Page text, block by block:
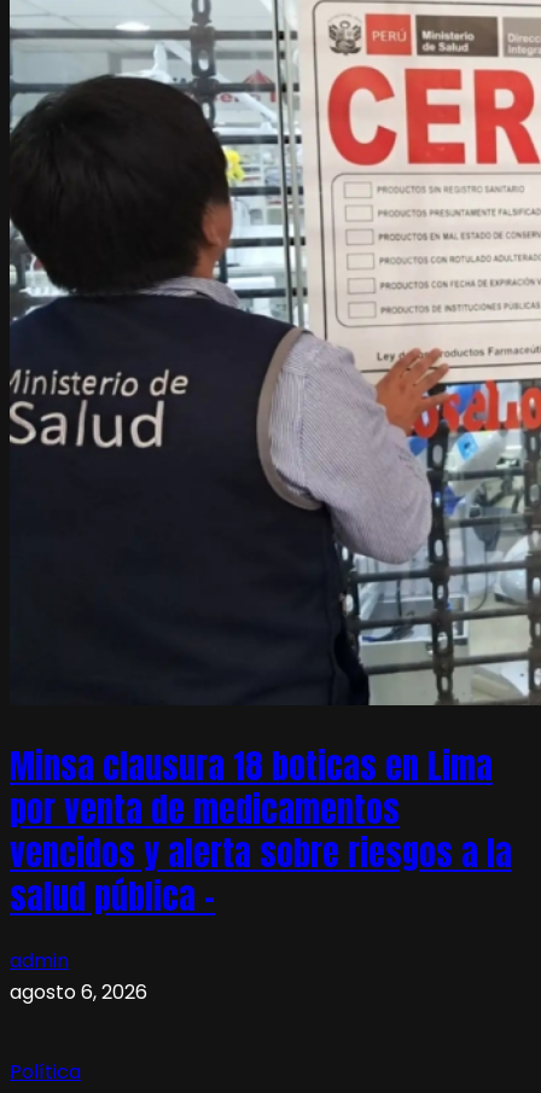
Minsa clausura 18 boticas en Lima
por venta de medicamentos
vencidos y alerta sobre riesgos a la
salud pública –
admin
agosto 6, 2026
Política